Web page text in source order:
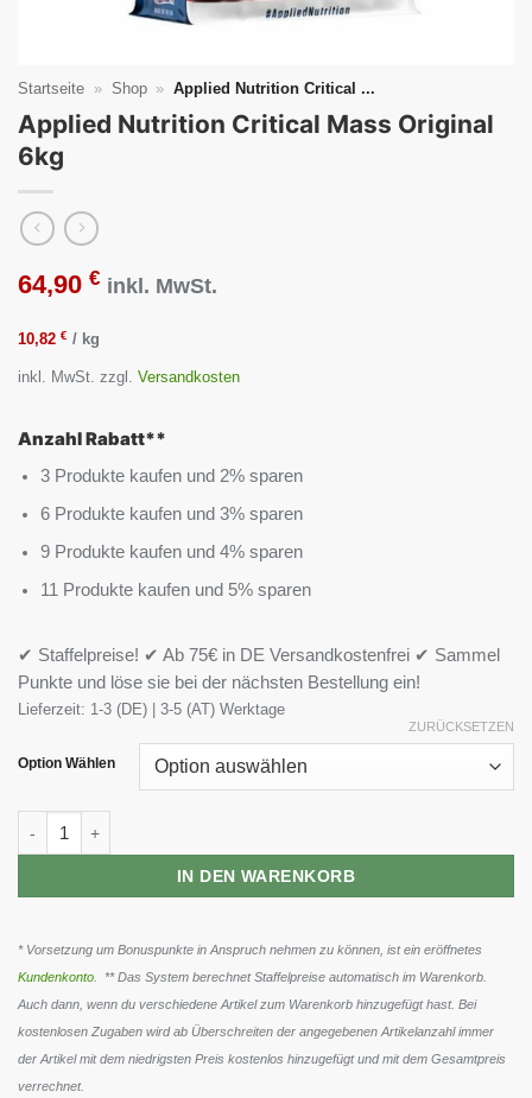
Startseite » Shop » Applied Nutrition Critical ...
Applied Nutrition Critical Mass Original
6kg
64,90 € inkl. MwSt.
10,82 € / kg
inkl. MwSt. zzgl. Versandkosten
Anzahl Rabatt**
3 Produkte kaufen und 2% sparen
6 Produkte kaufen und 3% sparen
9 Produkte kaufen und 4% sparen
11 Produkte kaufen und 5% sparen
✔ Staffelpreise! ✔ Ab 75€ in DE Versandkostenfrei ✔ Sammel
Punkte und löse sie bei der nächsten Bestellung ein!
Lieferzeit: 1-3 (DE) | 3-5 (AT) Werktage
Option Wählen
ZURÜCKSETZEN
IN DEN WARENKORB
* Vorsetzung um Bonuspunkte in Anspruch nehmen zu können, ist ein eröffnetes
Kundenkonto . ** Das System berechnet Staffelpreise automatisch im Warenkorb.
Auch dann, wenn du verschiedene Artikel zum Warenkorb hinzugefügt hast. Bei
kostenlosen Zugaben wird ab Überschreiten der angegebenen Artikelanzahl immer
der Artikel mit dem niedrigsten Preis kostenlos hinzugefügt und mit dem Gesamtpreis
verrechnet.